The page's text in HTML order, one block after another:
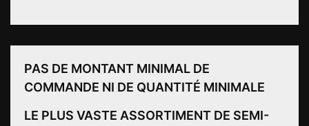
PAS DE MONTANT MINIMAL DE
COMMANDE NI DE QUANTITÉ MINIMALE
LE PLUS VASTE ASSORTIMENT DE SEMI-